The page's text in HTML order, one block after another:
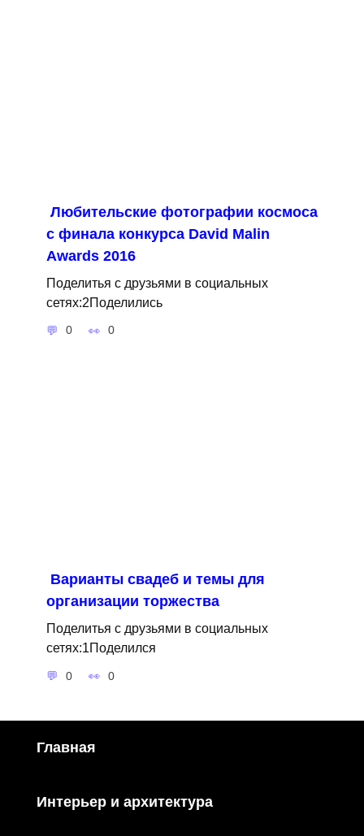
Любительские фотографии космоса
с финала конкурса David Malin
Awards 2016
Поделитья с друзьями в социальных
сетях:2Поделились
0 0
Варианты свадеб и темы для
организации торжества
Поделитья с друзьями в социальных
сетях:1Поделился
0 0
Главная
Интерьер и архитектура